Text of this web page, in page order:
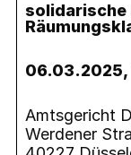
solidarische
06.03.2025,
Amtsgericht
Werdener